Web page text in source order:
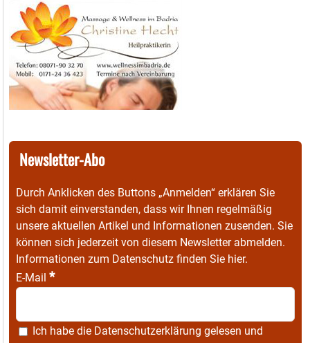
Newsletter-Abo
Durch Anklicken des Buttons „Anmelden“ erklären Sie
sich damit einverstanden, dass wir Ihnen regelmäßig
unsere aktuellen Artikel und Informationen zusenden. Sie
können sich jederzeit von diesem Newsletter abmelden.
Informationen zum Datenschutz finden Sie hier.
E-Mail *
Ich habe die Datenschutzerklärung gelesen und